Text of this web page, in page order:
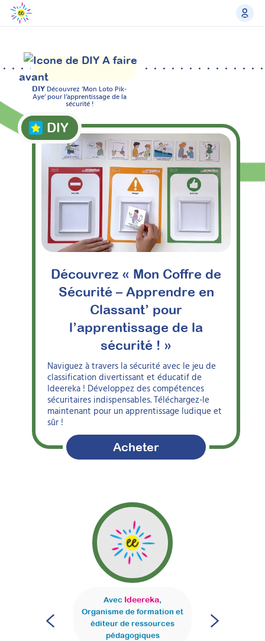
A faire
avant
DIY Découvrez ‘Mon Loto Pik-
Aye’ pour l’apprentissage de la
sécurité !
DIY
Découvrez « Mon Coffre de
Sécurité – Apprendre en
Classant’ pour
l’apprentissage de la
sécurité ! »
Naviguez à travers la sécurité avec le jeu de
classification divertissant et éducatif de
Ideereka ! Développez des compétences
sécuritaires indispensables. Téléchargez-le
maintenant pour un apprentissage ludique et
sûr !
Acheter
Avec Ideereka,
Organisme de formation et
éditeur de ressources
pédagogiques